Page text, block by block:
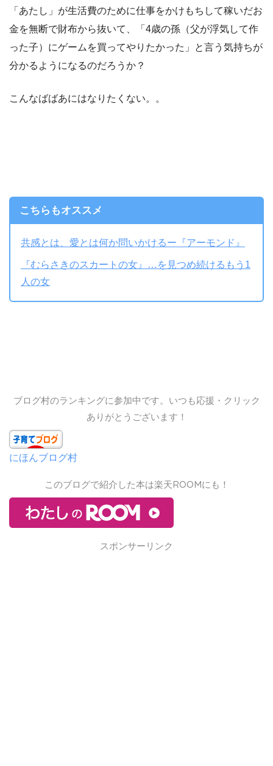
「あたし」が生活費のために仕事をかけもちして稼いだお
金を無断で財布から抜いて、「4歳の孫（父が浮気して作
った子）にゲームを買ってやりたかった」と言う気持ちが
分かるようになるのだろうか？
こんなばばあにはなりたくない。。
こちらもオススメ
共感とは、愛とは何か問いかけるー『アーモンド』
『むらさきのスカートの女』…を見つめ続けるもう1
人の女
ブログ村のランキングに参加中です。いつも応援・クリック
ありがとうございます！
にほんブログ村
このブログで紹介した本は楽天ROOMにも！
スポンサーリンク